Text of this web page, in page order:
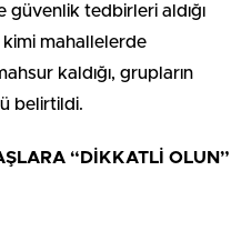
güvenlik tedbirleri aldığı
kimi mahallelerde
kaldığı, grupların
belirtildi.
“DİKKATLİ OLUN”